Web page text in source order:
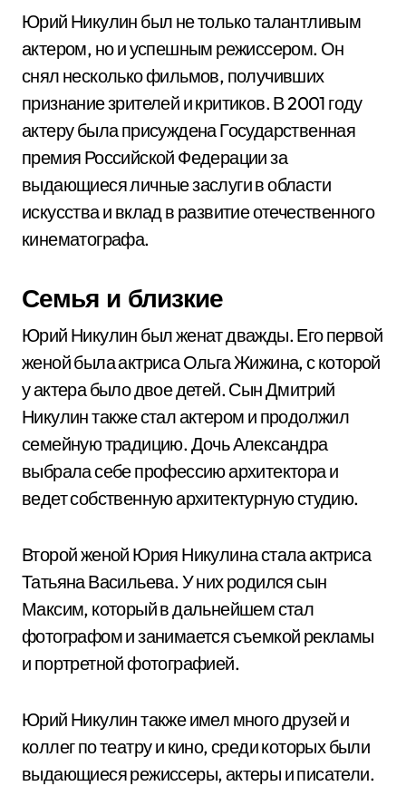
Юрий Никулин был не только талантливым
актером, но и успешным режиссером. Он
снял несколько фильмов, получивших
признание зрителей и критиков. В 2001 году
актеру была присуждена Государственная
премия Российской Федерации за
выдающиеся личные заслуги в области
искусства и вклад в развитие отечественного
кинематографа.
Семья и близкие
Юрий Никулин был женат дважды. Его первой
женой была актриса Ольга Жижина, с которой
у актера было двое детей. Сын Дмитрий
Никулин также стал актером и продолжил
семейную традицию. Дочь Александра
выбрала себе профессию архитектора и
ведет собственную архитектурную студию.
Второй женой Юрия Никулина стала актриса
Татьяна Васильева. У них родился сын
Максим, который в дальнейшем стал
фотографом и занимается съемкой рекламы
и портретной фотографией.
Юрий Никулин также имел много друзей и
коллег по театру и кино, среди которых были
выдающиеся режиссеры, актеры и писатели.